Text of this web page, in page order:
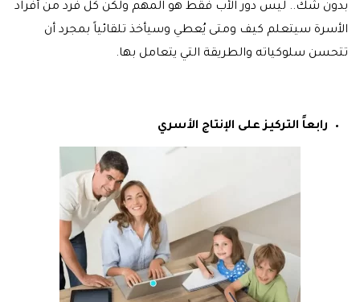
بدون شك.. ليس دور الأب فقط هو المهم ولكن كل فرد من أفراد
الأسرة سيتعلم كيف ومتى يُعطي وسيأخذ تلقائياً بمجرد أن
تتحسن سلوكياته والطريقة التي يتعامل بها.
رابعاً التركيز على الإنتاج الأسري